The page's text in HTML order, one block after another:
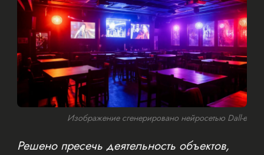
Изображение сгенерировано нейросетью Dall-e
Решено пресечь деятельность объектов,